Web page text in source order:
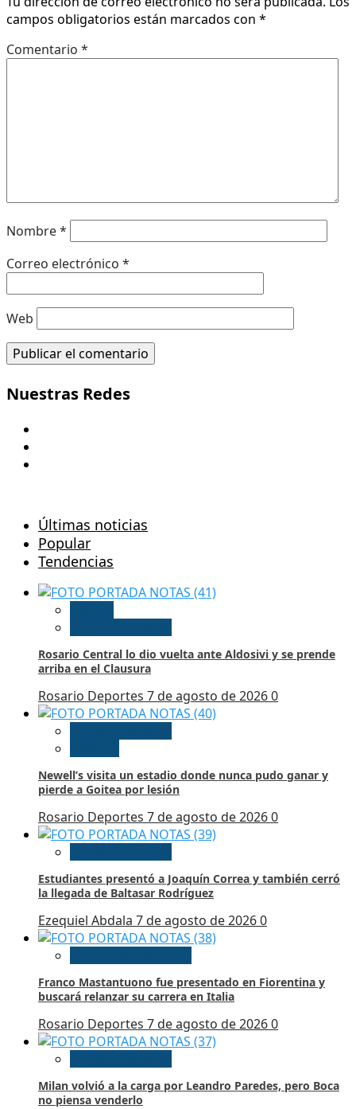
campos obligatorios están marcados con *
Comentario *
Nombre*
Correo electrónico *
Web
Nuestras Redes
Últimas noticias
Popular
Tendencias
Rosario Central lo dio vuelta ante Aldosivi y se prende
arriba en el Clausura
Rosario Deportes 7 de agosto de 20260
Newell’s visita un estadio donde nunca pudo ganar y
pierde a Goitea por lesión
Rosario Deportes 7 de agosto de 20260
Estudiantes presentó a Joaquín Correa y también cerró
la llegada de Baltasar Rodríguez
Ezequiel Abdala 7 de agosto de 20260
Franco Mastantuono fue presentado en Fiorentina y
buscará relanzar su carrera en Italia
Rosario Deportes 7 de agosto de 20260
Milan volvió a la carga por Leandro Paredes, pero Boca
no piensa venderlo